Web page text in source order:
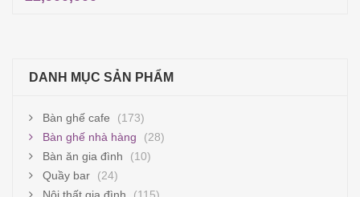
DANH MỤC SẢN PHẨM
Bàn ghế cafe
(173)
Bàn ghế nhà hàng
(28)
Bàn ăn gia đình
(10)
Quầy bar
(24)